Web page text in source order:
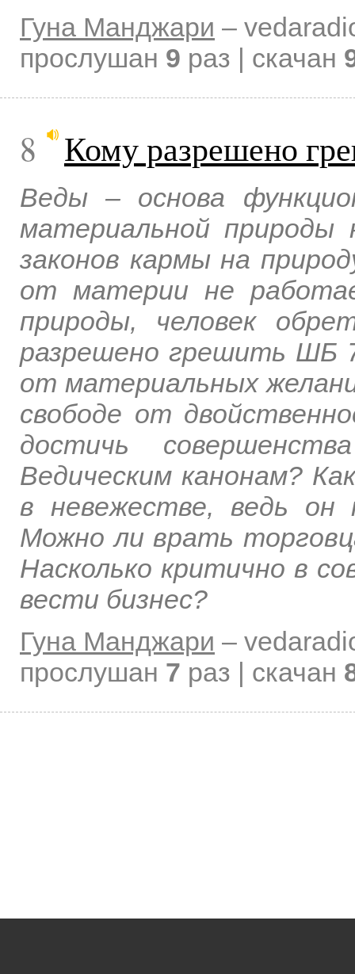
Гуна Манджари –
прослушан 9 раз | скачан
8 Кому разрешено
Веды – основа
материальной природы
законов кармы на
от материи не
природы, человек
разрешено грешить ШБ
от материальных
свободе от
достичь
Ведическим канонам?
в невежестве, ведь
Можно ли врать
Насколько критично в
вести бизнес?
Гуна Манджари –
прослушан 7 раз | скачан